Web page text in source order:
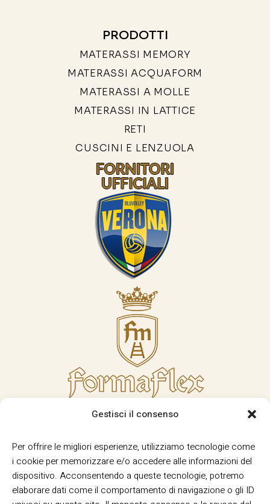
Gestisci il consenso
Per offrire le migliori esperienze, utilizziamo tecnologie come
i cookie per memorizzare e/o accedere alle informazioni del
dispositivo. Acconsentendo a queste tecnologie, potremo
elaborare dati come il comportamento di navigazione o gli ID
PRODOTTI
MATERASSI MEMORY
MATERASSI ACQUAFORM
MATERASSI A MOLLE
MATERASSI IN LATTICE
RETI
CUSCINI E LENZUOLA